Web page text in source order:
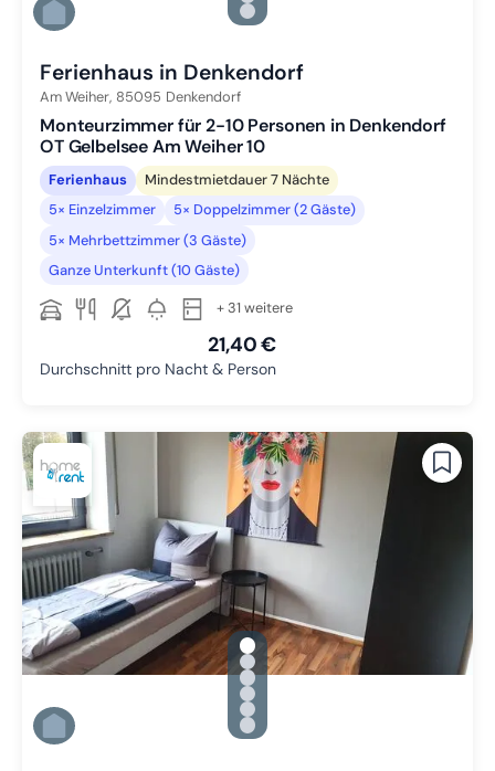
Zu Slide 5 wechseln
Zu Slide 6 wechseln
Ferienhaus in Denkendorf
Am Weiher, 85095 Denkendorf
Monteurzimmer für 2-10 Personen in Denkendorf
OT Gelbelsee Am Weiher 10
Ferienhaus
Mindestmietdauer 7 Nächte
5× Einzelzimmer
5× Doppelzimmer (2 Gäste)
5× Mehrbettzimmer (3 Gäste)
Ganze Unterkunft (10 Gäste)
+ 31 weitere
21,40 €
Durchschnitt pro Nacht & Person
gallery.slide_selector
Zu Slide 1 wechseln
Zu Slide 2 wechseln
Zu Slide 3 wechseln
Zu Slide 4 wechseln
Zu Slide 5 wechseln
Zu Slide 6 wechseln